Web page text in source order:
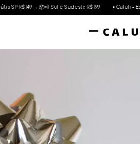
R$199 • Caluli - Especialista em Vestido Envelope •